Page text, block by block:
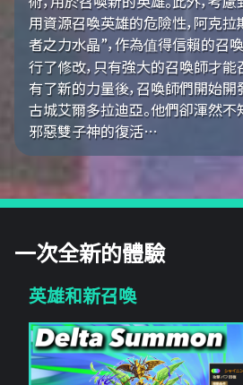
用資源召喚英雄的危險性，阿克
者之力水晶”，作為值得信賴的召
行了修改，只有強大的召喚師才能
有了新的力量後，召喚師們開始
古城艾爾多拉迪亞。他們卻渾然不
邪惡雙子神的復活…
一次全新的體驗
英雄和新召喚